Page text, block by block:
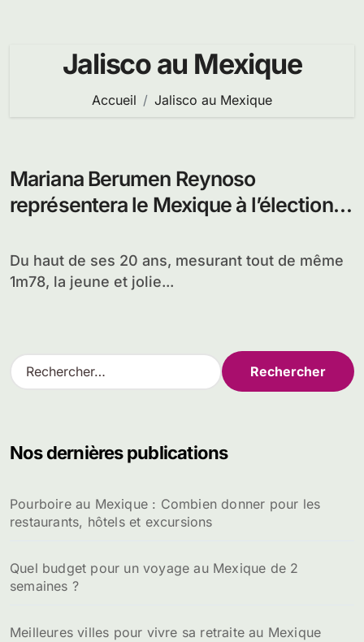
Jalisco au Mexique
Accueil Jalisco au Mexique
Mariana Berumen Reynoso
représentera le Mexique à l’élection
Du haut de ses 20 ans, mesurant tout de même
1m78, la jeune et jolie...
R
e
r
e
r
Nos dernières publications
Pourboire au Mexique : Combien donner pour les
restaurants, hôtels et excursions
Quel budget pour un voyage au Mexique de 2
semaines ?
Meilleures villes pour vivre sa retraite au Mexique